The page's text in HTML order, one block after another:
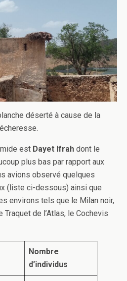
déserté à cause de la
est Dayet Ifrah dont le
plus bas par rapport aux
avions observé quelques
(liste ci-dessous) ainsi que
environs tels que le Milan noir,
de l’Atlas, le Cochevis
Nombre
d’individus